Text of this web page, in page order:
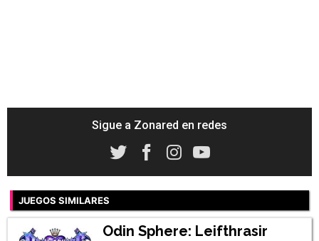
Sigue a Zonared en redes
JUEGOS SIMILARES
Odin Sphere: Leifthrasir